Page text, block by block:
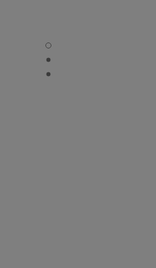
LA MOUSSE CLARIFIANTE
LA MOUSSE CLARIFIANTE
LA MOUSSE CLARIFIANTE